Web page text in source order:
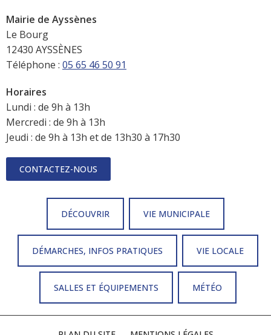
Mairie de Ayssènes
Le Bourg
12430 AYSSÈNES
Téléphone : 05 65 46 50 91
Horaires
Lundi : de 9h à 13h
Mercredi : de 9h à 13h
Jeudi : de 9h à 13h et de 13h30 à 17h30
CONTACTEZ-NOUS
DÉCOUVRIR VIE MUNICIPALE
DÉMARCHES, INFOS PRATIQUES VIE LOCALE
SALLES ET ÉQUIPEMENTS MÉTÉO